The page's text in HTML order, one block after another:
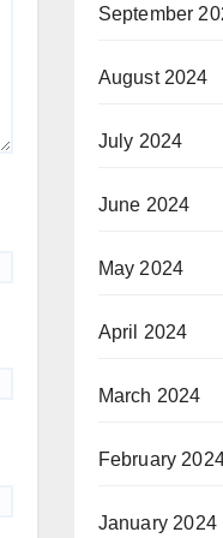
September
August 2024
July 2024
June 2024
May 2024
April 2024
March 2024
February
January 2024